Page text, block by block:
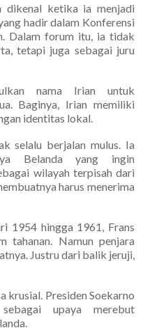
dikenal ketika ia menjadi
hadir dalam Konferensi
Dalam forum itu, ia tidak
tetapi juga sebagai juru
nama Irian untuk
Baginya, Irian memiliki
identitas lokal.
selalu berjalan mulus. Ia
Belanda yang ingin
wilayah terpisah dari
harus menerima
1954 hingga 1961, Frans
tahanan. Namun penjara
Justru dari balik jeruji,
krusial. Presiden Soekarno
upaya merebut